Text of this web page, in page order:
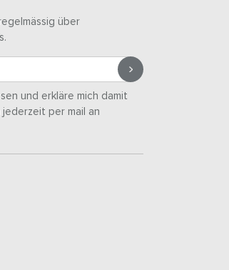
über
und erkläre mich damit
per mail an